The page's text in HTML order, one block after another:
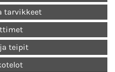
tarvikkeet
teipit